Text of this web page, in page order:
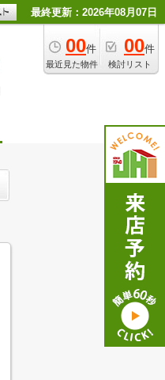
最終更新：2026年08月07日
00件
最近見た物件
00件
検討リスト